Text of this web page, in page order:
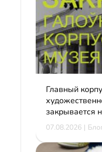
Главный
закрывается
07.08.2026 |